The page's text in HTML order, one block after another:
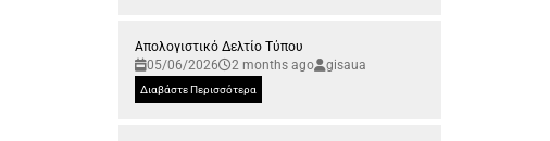
Απολογιστικό Δελτίο Τύπου
05/06/2026
2 months ago gisaua
Διαβάστε Περισσότερα